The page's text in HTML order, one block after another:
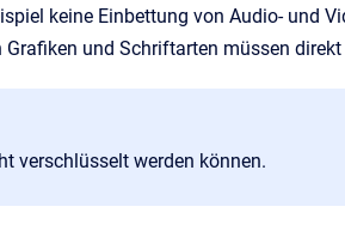
keine Einbettung von Audio- und
und Schriftarten müssen
verschlüsselt werden können.